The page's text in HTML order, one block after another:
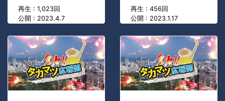
再生 : 1,023回
公開 : 2023.4.7
再生 : 456回
公開 : 2023.1.17